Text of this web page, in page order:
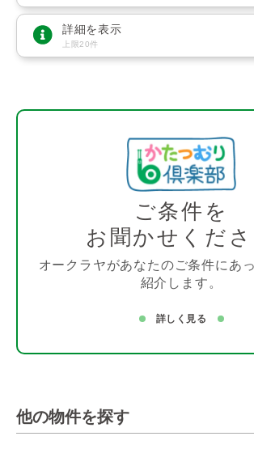
詳細を表示
上限20件
ご条件を
お聞かせくだ
オークラヤがあなたのご条件にあ
紹介します。
詳しく見る
他の物件を探す